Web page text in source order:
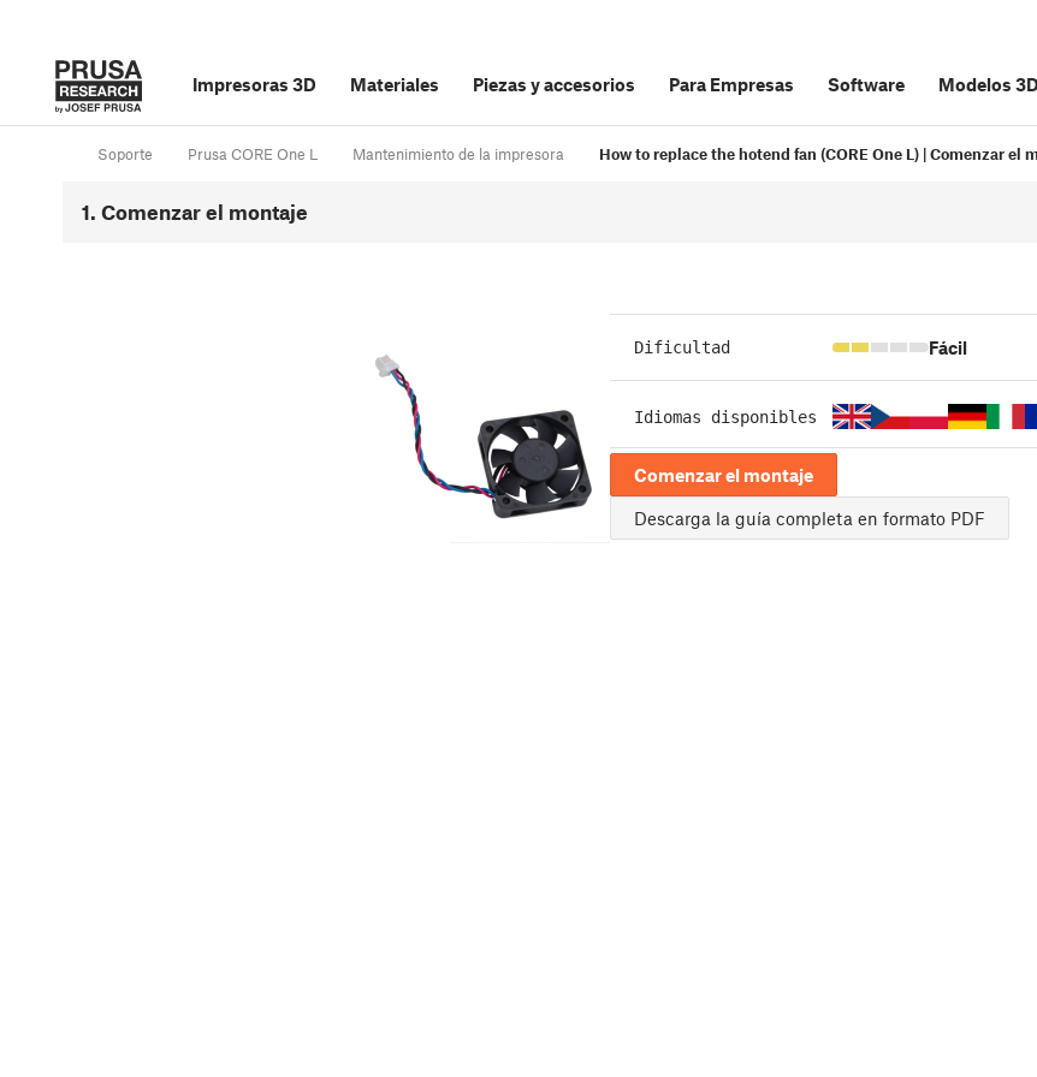
Impresoras 3D Materiales Piezas y accesorios Para Empresas Software Modelos 3D
Soporte Prusa CORE One L Mantenimiento de la impresora How to replace the hotend fan (CORE One L) | Comenzar el
1. Comenzar el montaje
Dificultad Fácil
Idiomas disponibles
Comenzar el montaje
Descarga la guía completa en formato PDF